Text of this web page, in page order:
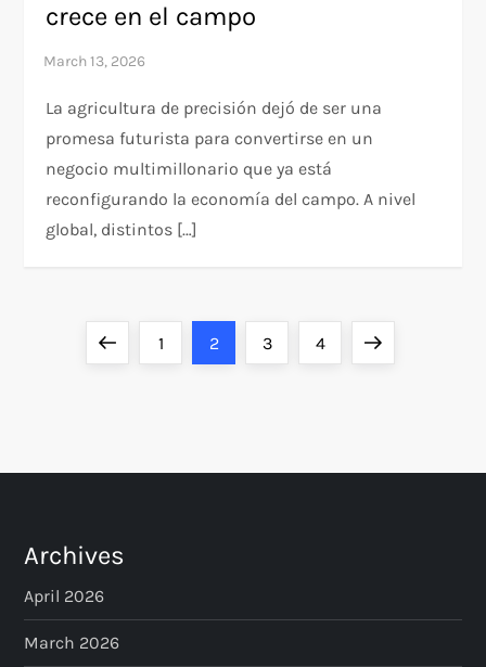
crece en el campo
La agricultura de precisión dejó de ser una
promesa futurista para convertirse en un
negocio multimillonario que ya está
reconfigurando la economía del campo. A nivel
global, distintos […]
s
p
a
PreviousPage
1 Page
2 Page
3 Page
4 Next
Archives
April 2026
March 2026